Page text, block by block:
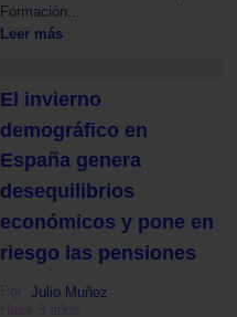
Formación...
Leer más
El invierno
demográfico en
España genera
desequilibrios
económicos y pone en
riesgo las pensiones
Por:Julio Muñoz